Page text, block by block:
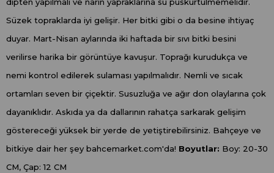
dipten yapılmalı ve narin yapraklarına su püskürtülmemelidir.
Süzek topraklarda iyi gelişir. Her bitki gibi o da besine ihtiyaç
duyar. Mart-Nisan aylarında iki haftada bir sıvı bitki besini
verilirse harika bir görüntüye kavuşur. Toprağı kurudukça ve
nemi kontrol edilerek sulaması yapılmalıdır. Nemli ve sıcak
ortamları seven bir çiçektir. Susuzluğa ve ağır don olaylarına çok
dayanıklıdır. Askıda ya da dallarının rahatça sarkarak gelişim
göstereceği yüksek bir yerde de yetiştirebilirsiniz. Bahçeye ve
bitkiye dair her şey bahcemarket.com'da! Boyutlar: Boy: 20-30
CM, Çap: 12 CM